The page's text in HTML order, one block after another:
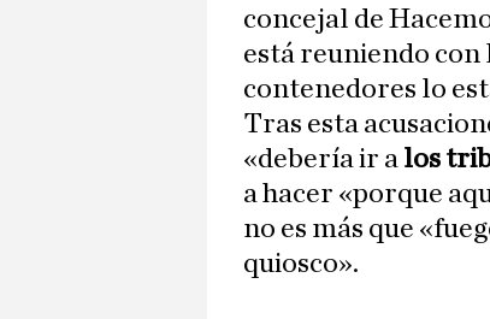
concejal de
está reuniendo con
contenedores lo
Tras esta
«debería ir a los
a hacer «porque
no es más que
quiosco».